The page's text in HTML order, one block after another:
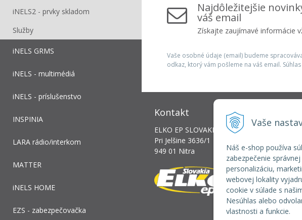
Vaše
Náš e-shop používa
zabezpečenie
personalizáciu,
webovej lokality
cookie v súlade s
Nesúhlas alebo
vlastnosti a funkcie.
iNELS2 - prvky skladom
Služby
iNELS GRMS
iNELS - multimédiá
iNELS - príslušenstvo
INSPINIA
LARA rádio/interkom
MATTER
iNELS HOME
EZS - zabezpečovačka
Najdôležitejšie
váš email
Získajte zaujímavé informácie
Vaše osobné údaje (email) budeme
odkaz, ktorý vám pošleme na váš email.
Kontakt
ELKO EP SLOVAKIA, s.r.o.
Pri Jelšine 3636/1
949 01 Nitra